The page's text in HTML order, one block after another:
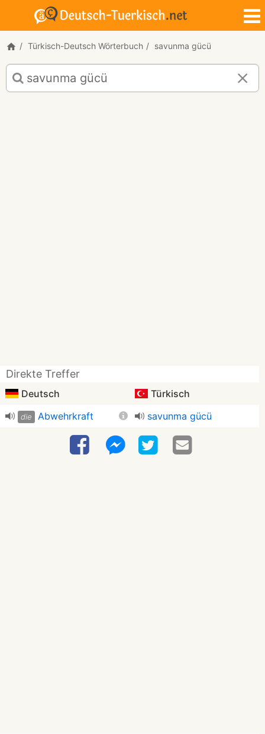
Türkisch-Deutsch Wörterbuch savunma gücü
Türkisch-
Deutsch
Übersetzung
Direkte Treffer
Deutsch Türkisch
die Abwehrkraft savunma gücü